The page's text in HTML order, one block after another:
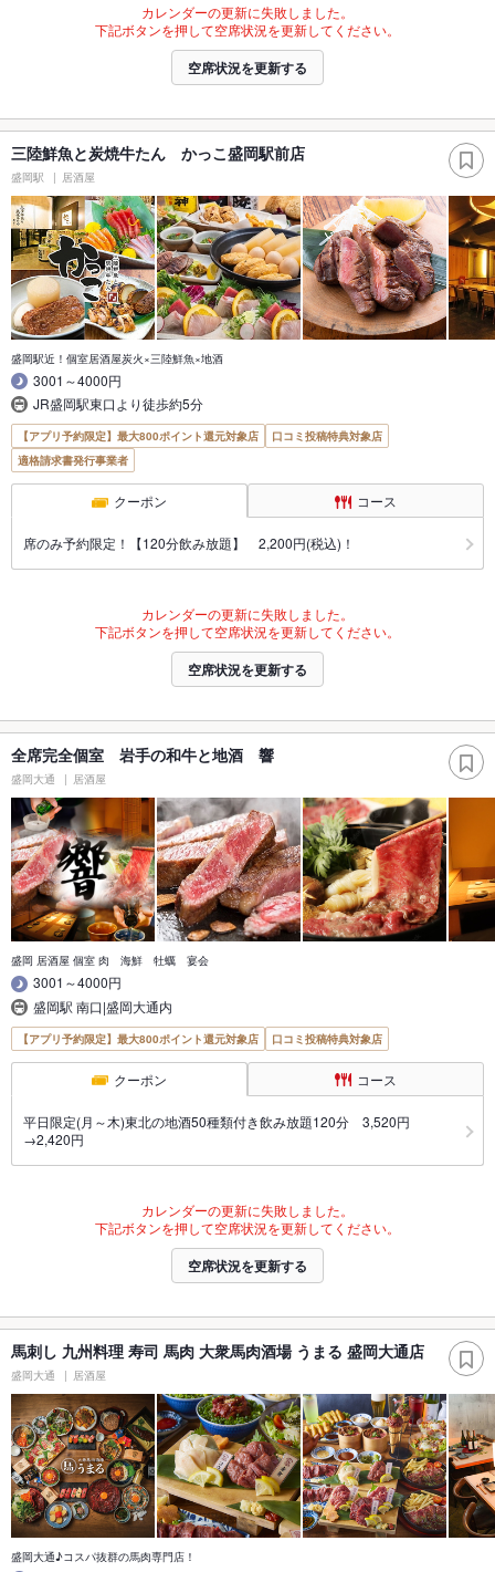
カレンダーの更新に失敗しました。
下記ボタンを押して空席状況を更新してください。
空席状況を更新する
三陸鮮魚と炭焼牛たん かっこ盛岡駅前店
盛岡駅 居酒屋
盛岡駅近！個室居酒屋炭火×三陸鮮魚×地酒
3001～4000円
JR盛岡駅東口より徒歩約5分
【アプリ予約限定】最大800ポイント還元対象店
口コミ投稿特典対象店
適格請求書発行事業者
クーポン コース
席のみ予約限定！【120分飲み放題】 2,200円(税込)！
カレンダーの更新に失敗しました。
下記ボタンを押して空席状況を更新してください。
空席状況を更新する
全席完全個室 岩手の和牛と地酒 響
盛岡大通 居酒屋
盛岡 居酒屋 個室 肉 海鮮 牡蠣 宴会
3001～4000円
盛岡駅 南口|盛岡大通内
【アプリ予約限定】最大800ポイント還元対象店 口コミ投稿特典対象店
クーポン コース
平日限定(月～木)東北の地酒50種類付き飲み放題120分 3,520円
→2,420円
カレンダーの更新に失敗しました。
下記ボタンを押して空席状況を更新してください。
空席状況を更新する
馬刺し 九州料理 寿司 馬肉 大衆馬肉酒場 うまる 盛岡大通店
盛岡大通 居酒屋
盛岡大通♪コスパ抜群の馬肉専門店！